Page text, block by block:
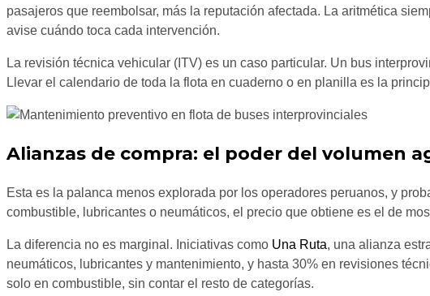
pasajeros que reembolsar, más la reputación afectada. La aritmética
avise cuándo toca cada intervención.
La revisión técnica vehicular (ITV) es un caso particular. Un bus
Llevar el calendario de toda la flota en cuaderno o en planilla es la
Alianzas de compra: el poder del volumen
Esta es la palanca menos explorada por los operadores peruanos, y
combustible, lubricantes o neumáticos, el precio que obtiene es el de
La diferencia no es marginal. Iniciativas como Una Ruta, una alianza
neumáticos, lubricantes y mantenimiento, y hasta 30% en revisiones
solo en combustible, sin contar el resto de categorías.